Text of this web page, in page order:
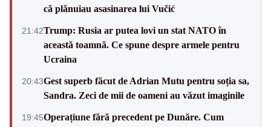
că plănuiau asasinarea lui Vučić
21:42Trump: Rusia ar putea lovi un stat NATO în
această toamnă. Ce spune despre armele pentru
Ucraina
20:43Gest superb făcut de Adrian Mutu pentru soția sa,
Sandra. Zeci de mii de oameni au văzut imaginile
19:45Operațiune fără precedent pe Dunăre. Cum